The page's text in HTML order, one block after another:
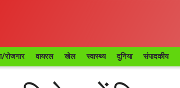
रोजगार वायरल खेल स्वास्थ्य दुनिया संपादकीय